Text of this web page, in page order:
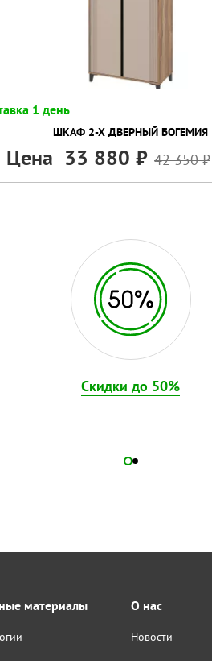
1 день
ШКАФ 2-Х ДВЕРНЫЙ БОГЕМИЯ
Цена 33 880 42 350
Скидки до 50%
материалы О нас
Новости